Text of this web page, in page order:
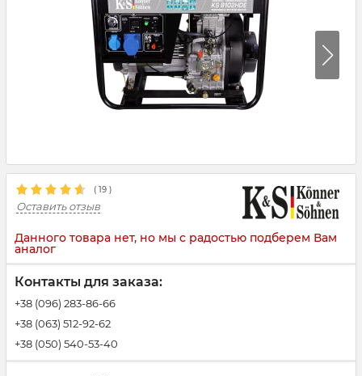
( 19 )
Оставить отзыв
Данного товара нет, но мы с радостью подберем Вам
аналог
Контакты для заказа:
+38 (096) 283-86-66
+38 (063) 512-92-62
+38 (050) 540-53-40